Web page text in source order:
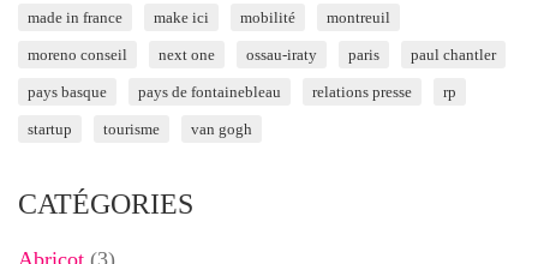
made in france make ici mobilité montreuil
moreno conseil next one ossau-iraty paris paul chantler
pays basque pays de fontainebleau relations presse rp
startup tourisme van gogh
CATÉGORIES